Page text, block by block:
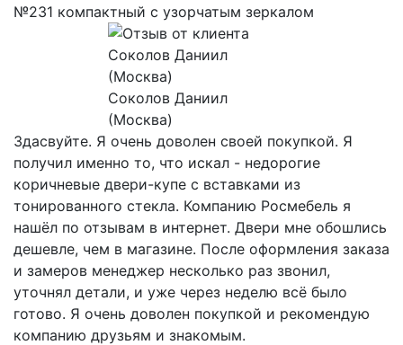
№231 компактный с узорчатым зеркалом
Соколов Даниил
(Москва)
Здасвуйте. Я очень доволен своей покупкой. Я
получил именно то, что искал - недорогие
коричневые двери-купе с вставками из
тонированного стекла. Компанию Росмебель я
нашёл по отзывам в интернет. Двери мне обошлись
дешевле, чем в магазине. После оформления заказа
и замеров менеджер несколько раз звонил,
уточнял детали, и уже через неделю всё было
готово. Я очень доволен покупкой и рекомендую
компанию друзьям и знакомым.